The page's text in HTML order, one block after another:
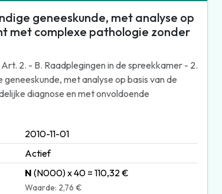
geneeskunde, met analyse op
met complexe pathologie zonder
2. - B. Raadplegingen in de spreekkamer - 2.
met analyse op basis van de
diagnose en met onvoldoende
2010-11-01
Actief
N (N000) x 40 = 110,32 €
Waarde: 2,76 €